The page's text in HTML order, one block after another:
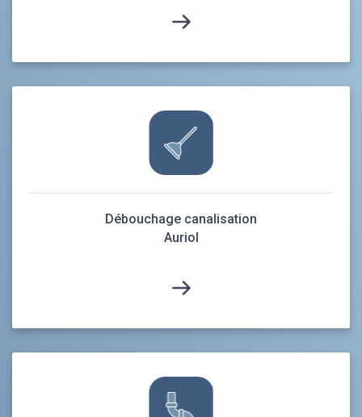
Débouchage canalisation
Auriol